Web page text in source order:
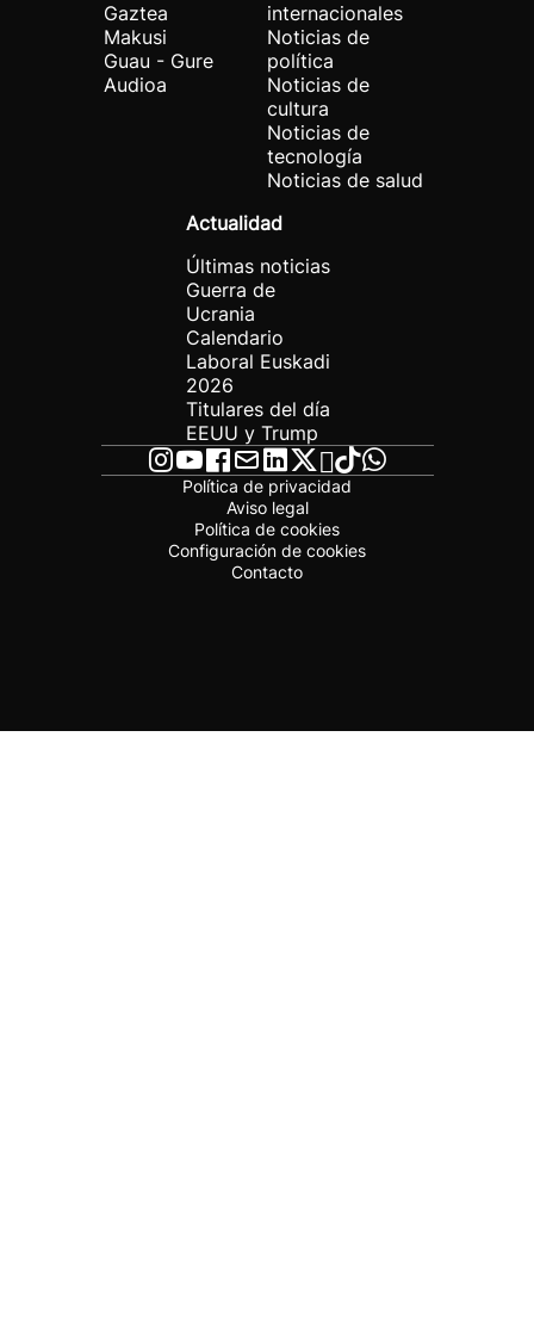
Gaztea
Makusi
Guau - Gure
Audioa
internacionales
Noticias de
política
Noticias de
cultura
Noticias de
tecnología
Noticias de salud
Actualidad
Últimas noticias
Guerra de
Ucrania
Calendario
Laboral Euskadi
2026
Titulares del día
EEUU y Trump
Política de privacidad
Aviso legal
Política de cookies
Configuración de cookies
Contacto